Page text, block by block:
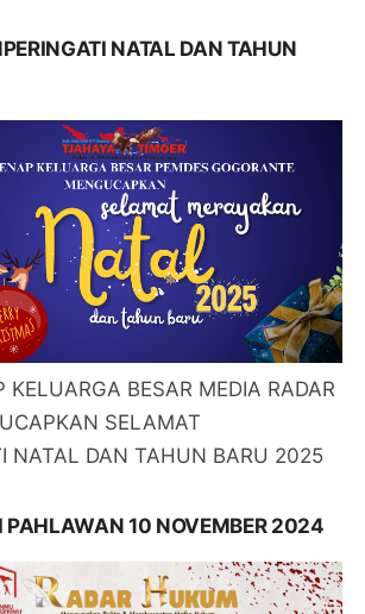
NATAL DAN TAHUN
KELUARGA BESAR MEDIA RADAR
SELAMAT
NATAL DAN TAHUN BARU 2025
PAHLAWAN 10 NOVEMBER 2024